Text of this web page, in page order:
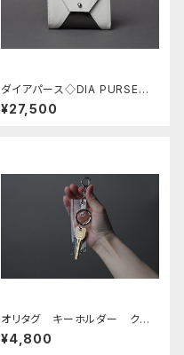
ダイアパース◇DIA PURSE◇
リスオ シロ
¥27,500
オリタグ キーホルダー クリ
ア・シルバー
¥4,800